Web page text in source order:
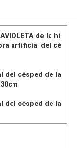
de la hi
artificial del cé
del césped de la
del césped de la